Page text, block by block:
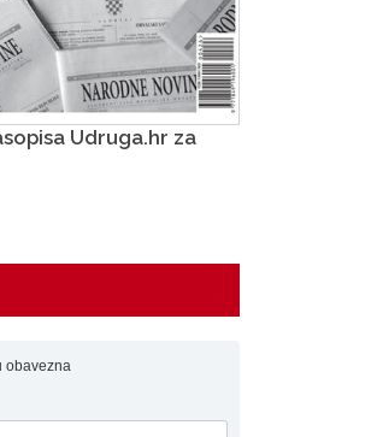
Udruga.hr za
obavezna